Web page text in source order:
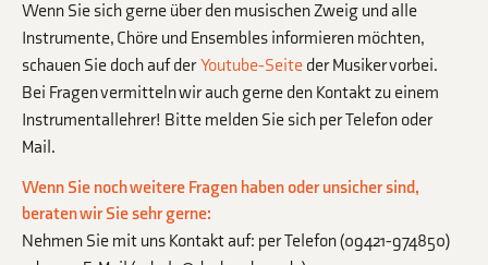
Wenn Sie sich gerne über den musischen Zweig und alle
Instrumente, Chöre und Ensembles informieren möchten,
schauen Sie doch auf derYoutube-Seite der Musiker vorbei.
Bei Fragen vermitteln wir auch gerne den Kontakt zu einem
Instrumentallehrer! Bitte melden Sie sich per Telefon oder
Mail.
Wenn Sie noch weitere Fragen haben oder unsicher sind,
beraten wir Sie sehr gerne:
Nehmen Sie mit uns Kontakt auf: per Telefon (09421-974850)